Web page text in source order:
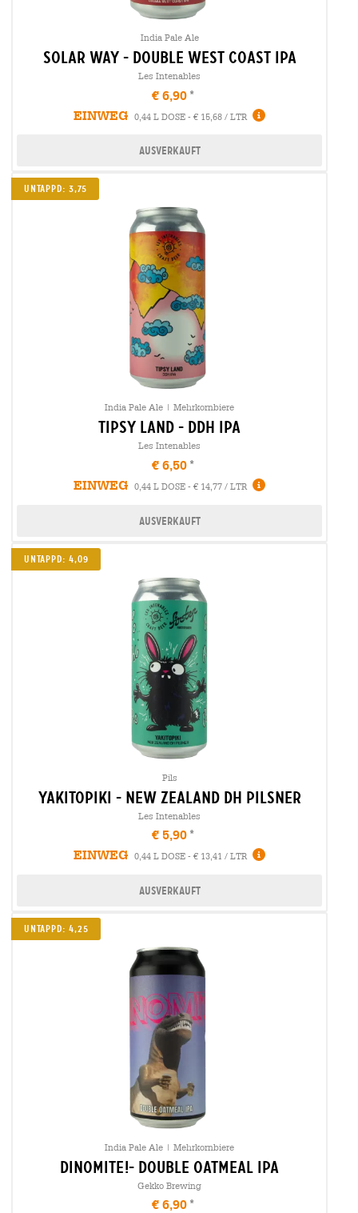
India Pale Ale
solar way - double west coast ipa
Les Intenables
€ 6,90
EINWEG
0,44 L DOSE - € 15,68 / LTR
Ausverkauft
UNTAPPD: 3,75
India Pale Ale | Mehrkornbiere
tipsy land - ddh ipa
Les Intenables
€ 6,50
EINWEG
0,44 L DOSE - € 14,77 / LTR
Ausverkauft
UNTAPPD: 4,09
Pils
yakitopiki - new zealand dh pilsner
Les Intenables
€ 5,90
EINWEG
0,44 L DOSE - € 13,41 / LTR
Ausverkauft
Untappd: 4,25
India Pale Ale | Mehrkornbiere
dinomite!- double oatmeal ipa
Gekko Brewing
€ 6,90